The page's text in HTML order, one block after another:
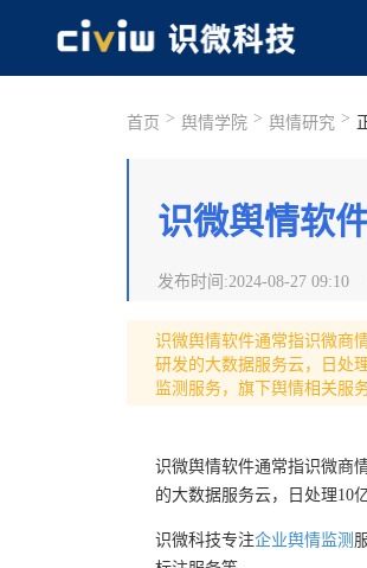
首页 > 舆情学院 > 舆情研究 >
识微舆情软
发布时间 :2024-08-27 09:10
识微舆情软件通常指识微商
研发的大数据服务云，日处
监测服务，旗下舆情相关服
识微舆情软件通常指识微商
的大数据服务云，日处理10
识微科技专注企业舆情监测